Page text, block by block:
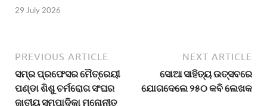
29 July 2026
PREVIOUS ARTICLE
ସମ୍‌ର ପ୍ରଫେସର ମୈତ୍ରେୟୀ
ପଣ୍ଡା ଶିଶୁ ଚର୍ମରୋଗ ସଂଘର
ଜାତୀୟ ସମ୍ପାଦିକା ମନୋନୀତ
NEXT ARTICLE
ସୋଆ ସାହିତ୍ୟ ଉତ୍ସବରେ
ଯୋଗଦେଲେ ୨୫୦ କବି ଲେଖକ